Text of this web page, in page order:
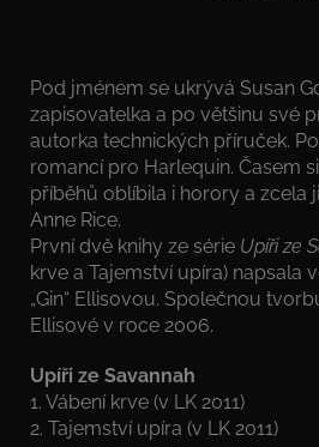
Pod jménem se ukrývá Susan
zapisovatelka a po většinu své
autorka technických příruček.
romancí pro Harlequin. Časem
příběhů oblíbila i horory a zcela
Anne Rice.
První dvě knihy ze série Upíři ze
krve a Tajemství upíra) napsala
„Gin“ Ellisovou. Společnou
Ellisové v roce 2006.
Upíři ze Savannah
1. Vábení krve (v LK 2011)
2. Tajemství upíra (v LK 2011)